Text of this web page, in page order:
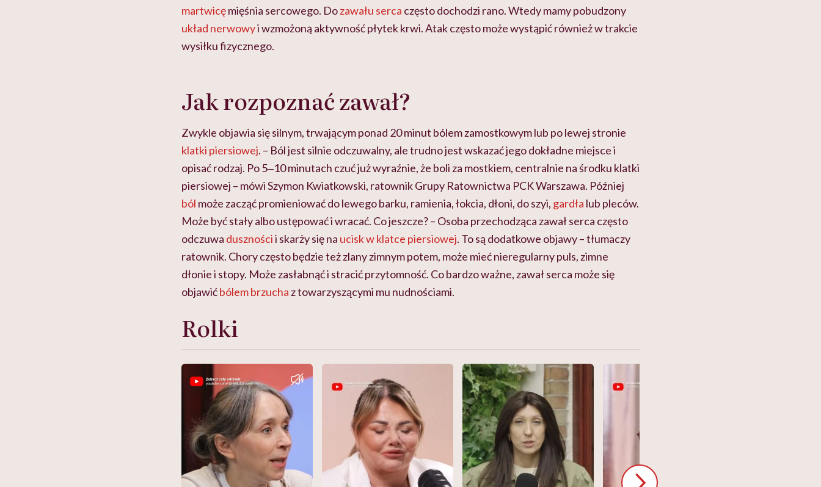
martwicęmięśnia sercowego. Dozawału serca często dochodzi rano. Wtedy mamy pobudzony
układ nerwowyi wzmożoną aktywność płytek krwi. Atak często może wystąpić również w trakcie
wysiłku fizycznego.
Jak rozpoznać zawał?
Zwykle objawia się silnym, trwającym ponad 20 minut bólem zamostkowym lub po lewej stronie
klatki piersiowej. – Ból jest silnie odczuwalny, ale trudno jest wskazać jego dokładne miejsce i
opisać rodzaj. Po 5‒10 minutach czuć już wyraźnie, że boli za mostkiem, centralnie na środku klatki
piersiowej – mówi Szymon Kwiatkowski, ratownik Grupy Ratownictwa PCK Warszawa. Później
ból może zacząć promieniować do lewego barku, ramienia, łokcia, dłoni, do szyi, gardła lub pleców.
Może być stały albo ustępować i wracać. Co jeszcze? – Osoba przechodząca zawał serca często
odczuwa dusznościi skarży się na ucisk w klatce piersiowej. To są dodatkowe objawy – tłumaczy
ratownik. Chory często będzie też zlany zimnym potem, może mieć nieregularny puls, zimne
dłonie i stopy. Może zasłabnąć i stracić przytomność. Co bardzo ważne, zawał serca może się
objawićbólem brzucha z towarzyszącymi mu nudnościami.
Rolki